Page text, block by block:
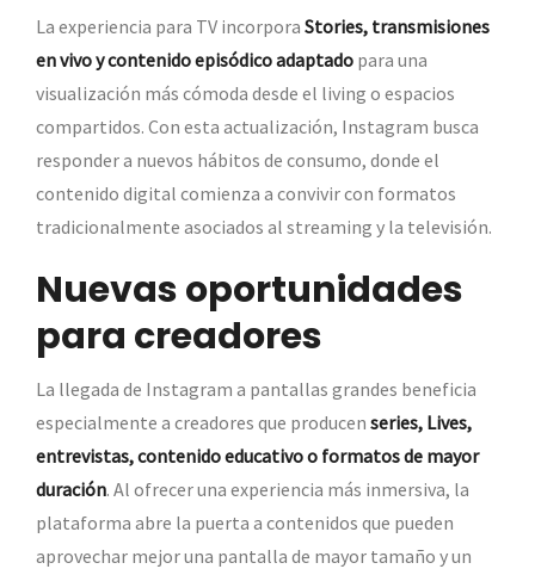
La experiencia para TV incorpora Stories, transmisiones
en vivo y contenido episódico adaptado para una
visualización más cómoda desde el living o espacios
compartidos. Con esta actualización, Instagram busca
responder a nuevos hábitos de consumo, donde el
contenido digital comienza a convivir con formatos
tradicionalmente asociados al streaming y la televisión.
Nuevas oportunidades
para creadores
La llegada de Instagram a pantallas grandes beneficia
especialmente a creadores que producen series, Lives,
entrevistas, contenido educativo o formatos de mayor
duración. Al ofrecer una experiencia más inmersiva, la
plataforma abre la puerta a contenidos que pueden
aprovechar mejor una pantalla de mayor tamaño y un